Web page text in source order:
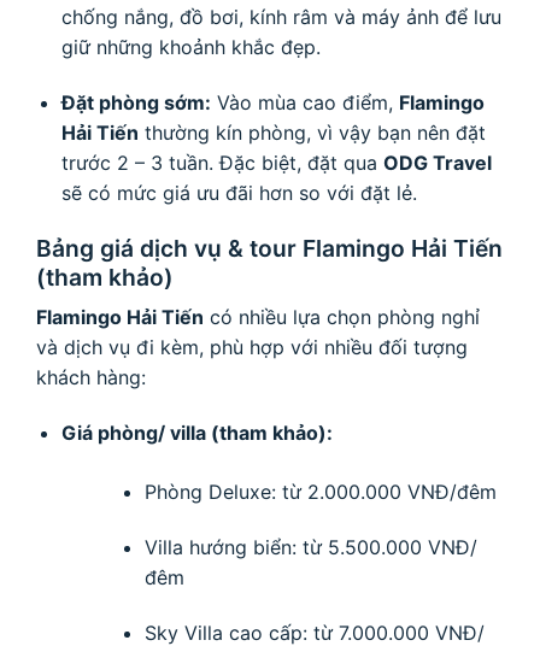
chống nắng, đồ bơi, kính râm và máy ảnh để lưu
giữ những khoảnh khắc đẹp.
Đặt phòng sớm: Vào mùa cao điểm, Flamingo
Hải Tiến thường kín phòng, vì vậy bạn nên đặt
trước 2 – 3 tuần. Đặc biệt, đặt qua ODG Travel
sẽ có mức giá ưu đãi hơn so với đặt lẻ.
Bảng giá dịch vụ & tour Flamingo Hải Tiến
(tham khảo)
Flamingo Hải Tiến có nhiều lựa chọn phòng nghỉ
và dịch vụ đi kèm, phù hợp với nhiều đối tượng
khách hàng:
Giá phòng/ villa (tham khảo):
Phòng Deluxe: từ 2.000.000 VNĐ/đêm
Villa hướng biển: từ 5.500.000 VNĐ/
đêm
Sky Villa cao cấp: từ 7.000.000 VNĐ/